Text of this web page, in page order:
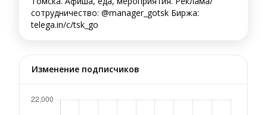
сотрудничество: @manager_gotsk Биржа:
telega.in/c/tsk_go
Изменение подписчиков